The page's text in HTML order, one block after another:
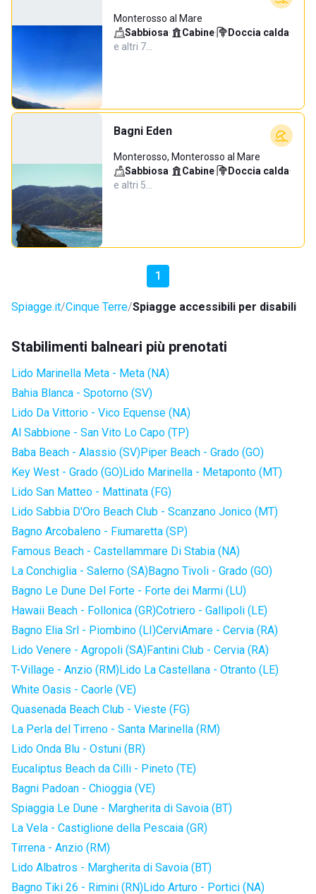
Monterosso al Mare
Sabbiosa· Cabine· Doccia calda·
e altri 7…
Bagni Eden
Monterosso, Monterosso al Mare
Sabbiosa· Cabine· Doccia calda·
e altri 5…
1
Spiagge.it Cinque Terre Spiagge accessibili per disabili
Stabilimenti balneari più prenotati
Lido Marinella Meta - Meta (NA)
Bahia Blanca - Spotorno (SV)
Lido Da Vittorio - Vico Equense (NA)
Al Sabbione - San Vito Lo Capo (TP)
Baba Beach - Alassio (SV)Piper Beach - Grado (GO)
Key West - Grado (GO)Lido Marinella - Metaponto (MT)
Lido San Matteo - Mattinata (FG)
Lido Sabbia D'Oro Beach Club - Scanzano Jonico (MT)
Bagno Arcobaleno - Fiumaretta (SP)
Famous Beach - Castellammare Di Stabia (NA)
La Conchiglia - Salerno (SA)Bagno Tivoli - Grado (GO)
Bagno Le Dune Del Forte - Forte dei Marmi (LU)
Hawaii Beach - Follonica (GR)Cotriero - Gallipoli (LE)
Bagno Elia Srl - Piombino (LI)CerviAmare - Cervia (RA)
Lido Venere - Agropoli (SA)Fantini Club - Cervia (RA)
T-Village - Anzio (RM)Lido La Castellana - Otranto (LE)
White Oasis - Caorle (VE)
Quasenada Beach Club - Vieste (FG)
La Perla del Tirreno - Santa Marinella (RM)
Lido Onda Blu - Ostuni (BR)
Eucaliptus Beach da Cilli - Pineto (TE)
Bagni Padoan - Chioggia (VE)
Spiaggia Le Dune - Margherita di Savoia (BT)
La Vela - Castiglione della Pescaia (GR)
Tirrena - Anzio (RM)
Lido Albatros - Margherita di Savoia (BT)
Bagno Tiki 26 - Rimini (RN)Lido Arturo - Portici (NA)